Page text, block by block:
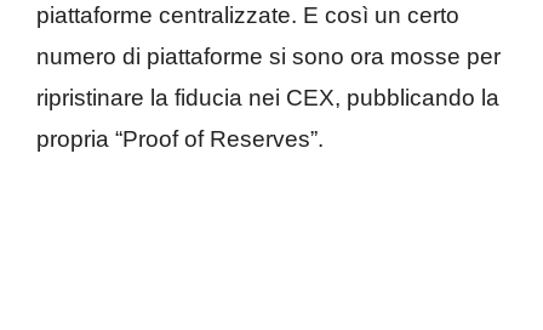
piattaforme centralizzate. E così un certo
numero di piattaforme si sono ora mosse per
ripristinare la fiducia nei CEX, pubblicando la
propria “Proof of Reserves”.